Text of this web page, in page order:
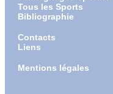
Tous les Sports
Bibliographie
Contacts
Liens
Mentions légales